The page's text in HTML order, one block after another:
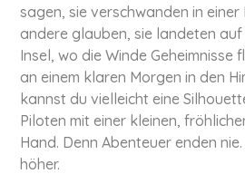
sagen, sie ver­schwan­den in
andere glauben, sie landeten
Insel, wo die Winde Geheim­nis­se
an einem klaren Morgen in den
kannst du viel­leicht eine
Piloten mit einer kleinen,
Hand. Denn Abenteuer enden
höher.